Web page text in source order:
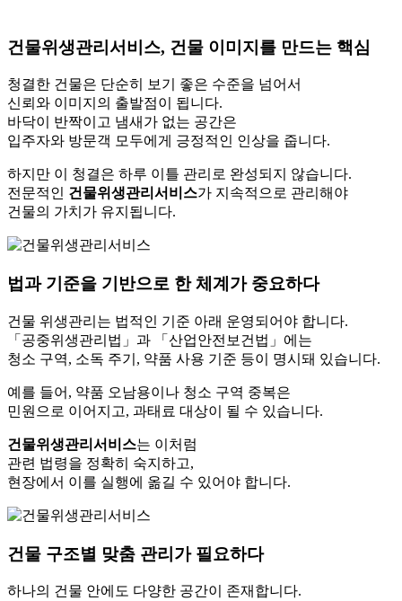
건물위생관리서비스, 건물 이미지를 만드는 핵심
청결한 건물은 단순히 보기 좋은 수준을 넘어서
신뢰와 이미지의 출발점이 됩니다.
바닥이 반짝이고 냄새가 없는 공간은
입주자와 방문객 모두에게 긍정적인 인상을 줍니다.
하지만 이 청결은 하루 이틀 관리로 완성되지 않습니다.
전문적인 건물위생관리서비스가 지속적으로 관리해야
건물의 가치가 유지됩니다.
법과 기준을 기반으로 한 체계가 중요하다
건물 위생관리는 법적인 기준 아래 운영되어야 합니다.
「공중위생관리법」과 「산업안전보건법」에는
청소 구역, 소독 주기, 약품 사용 기준 등이 명시돼 있습니다.
예를 들어, 약품 오남용이나 청소 구역 중복은
민원으로 이어지고, 과태료 대상이 될 수 있습니다.
건물위생관리서비스는 이처럼
관련 법령을 정확히 숙지하고,
현장에서 이를 실행에 옮길 수 있어야 합니다.
건물 구조별 맞춤 관리가 필요하다
하나의 건물 안에도 다양한 공간이 존재합니다.